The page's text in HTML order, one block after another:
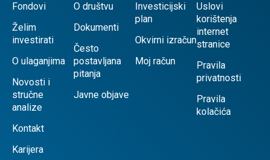
Fondovi
Želim
investirati
O ulaganjima
Novosti i
stručne
analize
Kontakt
Karijera
O društvu
Dokumenti
Često
postavljana
pitanja
Javne objave
Investicijski
plan
Okvirni izračun
Moj račun
Uslovi
korištenja
internet
stranice
Pravila
privatnosti
Pravila
kolačića